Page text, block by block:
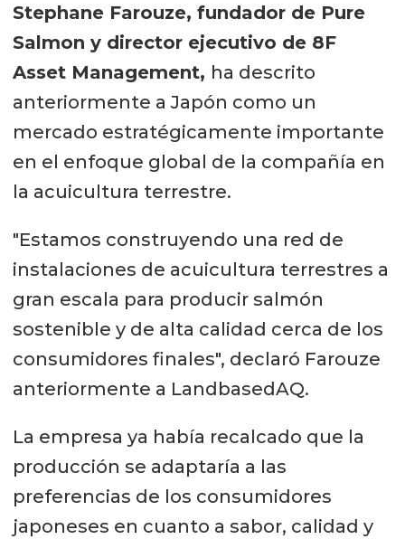
Stephane Farouze, fundador de Pure
Salmon y director ejecutivo de 8F
Asset Management, ha descrito
anteriormente a Japón como un
mercado estratégicamente importante
en el enfoque global de la compañía en
la acuicultura terrestre.
"Estamos construyendo una red de
instalaciones de acuicultura terrestres a
gran escala para producir salmón
sostenible y de alta calidad cerca de los
consumidores finales", declaró Farouze
anteriormente a LandbasedAQ.
La empresa ya había recalcado que la
producción se adaptaría a las
preferencias de los consumidores
japoneses en cuanto a sabor, calidad y